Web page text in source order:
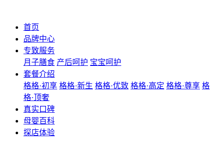
首页
品牌中心
专致服务
月子膳食 产后呵护 宝宝呵护
套餐介绍
格格·初享 格格·新生 格格·优致 格格·高定 格格·尊享 格
格·顶奢
真实口碑
母婴百科
探店体验